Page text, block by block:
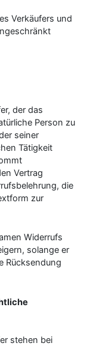
Verkäufers und
der das
Person zu
seiner
Tätigkeit
Vertrag
die
zur
Widerrufs
solange er
Rücksendung
stehen bei